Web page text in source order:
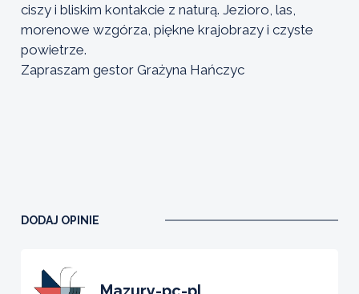
ciszy i bliskim kontakcie z naturą. Jezioro, las,
morenowe wzgórza, piękne krajobrazy i czyste
powietrze.
Zapraszam gestor Grażyna Hańczyc
DODAJ OPINIE